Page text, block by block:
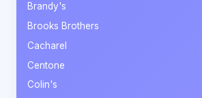
Brandy's
Brooks Brothers
Cacharel
Centone
Colin's